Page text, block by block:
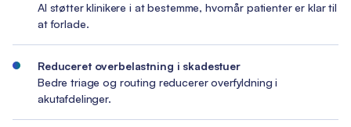
AI støtter klinikere i at bestemme, hvornår patienter er klar til
at forlade.
Reduceret overbelastning i skadestuer
Bedre triage og routing reducerer overfyldning i
akutafdelinger.